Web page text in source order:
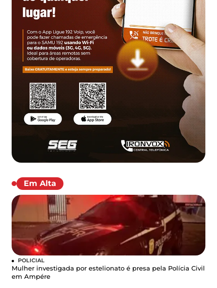
Em Alta
POLICIAL
Mulher investigada por estelionato é presa pela Polícia Civil
em Ampére